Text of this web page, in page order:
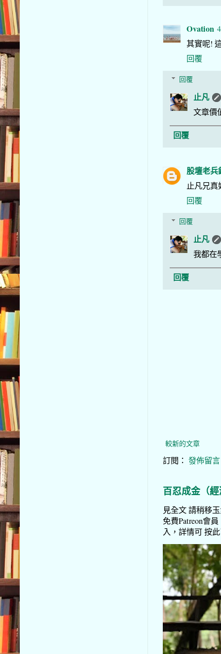
Ovation
其實呢!
回覆
回覆
止凡
文章價
回覆
股壇老兵
止凡兄真
回覆
回覆
止凡
我都在
回覆
較新的文章
訂閱： 發佈留
百忍成金（
見全文 請稍移
免費Patreon會
入，詳情可 按